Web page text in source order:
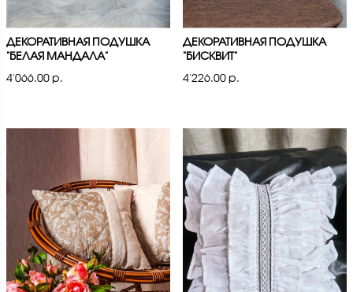
ДЕКОРАТИВНАЯ ПОДУШКА
"БЕЛАЯ МАНДАЛА"
4'066.00 р.
ДЕКОРАТИВНАЯ ПОДУШКА
"БИСКВИТ"
4'226.00 р.